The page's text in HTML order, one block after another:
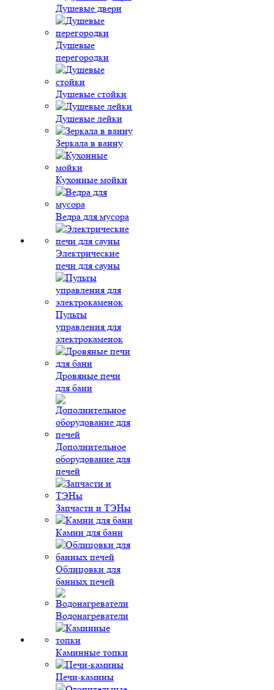
Душевые двери
Душевые
перегородки
Душевые стойки
Душевые лейки
Зеркала в ванну
Кухонные мойки
Ведра для мусора
Электрические
печи для сауны
Пульты
управления для
электрокаменок
Дровяные печи
для бани
Дополнительное
оборудование для
печей
Запчасти и ТЭНы
Камни для бани
Облицовки для
банных печей
Водонагреватели
Каминные топки
Печи-камины